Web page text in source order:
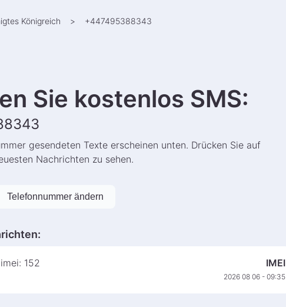
Königreich > +447495388343
Sie kostenlos SMS:
gesendeten Texte erscheinen unten. Drücken Sie auf
Nachrichten zu sehen.
Telefonnummer ändern
:
152 IMEI
2026 08 06 - 09:35